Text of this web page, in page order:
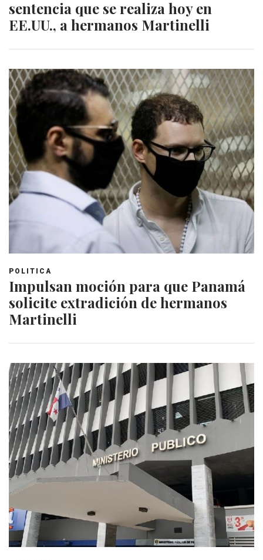
sentencia que se realiza hoy en
EE.UU., a hermanos Martinelli
POLITICA
Impulsan moción para que Panamá
solicite extradición de hermanos
Martinelli